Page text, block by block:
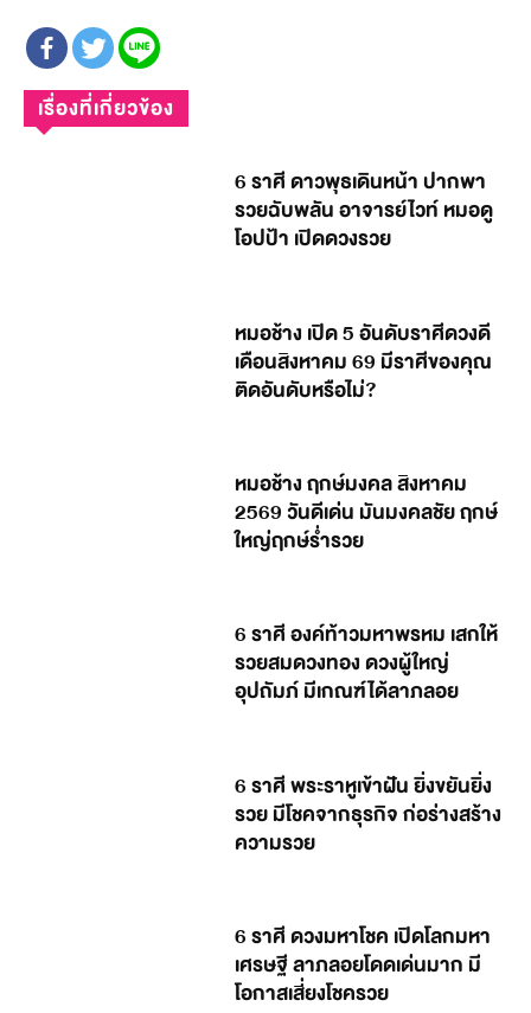
เรื่องที่เกี่ยวข้อง
6 ราศี ดาวพุธเดินหน้า ปากพา
รวยฉับพลัน อาจารย์ไวท์ หมอดู
โอปป้า เปิดดวงรวย
หมอช้าง เปิด 5 อันดับราศีดวงดี
เดือนสิงหาคม 69 มีราศีของคุณ
ติดอันดับหรือไม่?
หมอช้าง ฤกษ์มงคล สิงหาคม
2569 วันดีเด่น มันมงคลชัย ฤกษ์
ใหญ่ฤกษ์ร่ำรวย
6 ราศี องค์ท้าวมหาพรหม เสกให้
รวยสมดวงทอง ดวงผู้ใหญ่
อุปถัมภ์ มีเกณฑ์ได้ลาภลอย
6 ราศี พระราหูเข้าฝัน ยิ่งขยันยิ่ง
รวย มีโชคจากธุรกิจ ก่อร่างสร้าง
ความรวย
6 ราศี ดวงมหาโชค เปิดโลกมหา
เศรษฐี ลาภลอยโดดเด่นมาก มี
โอกาสเสี่ยงโชครวย